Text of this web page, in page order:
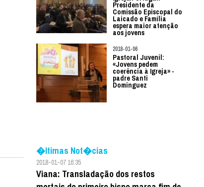
Presidente da
Comissão Episcopal do
Laicado e Família
espera maior atenção
aos jovens
2018-01-06
Pastoral Juvenil:
«Jovens pedem
coerência à Igreja» -
padre Santi
Dominguez
�ltimas Not�cias
2018-01-07 16:35
Viana: Transladação dos restos